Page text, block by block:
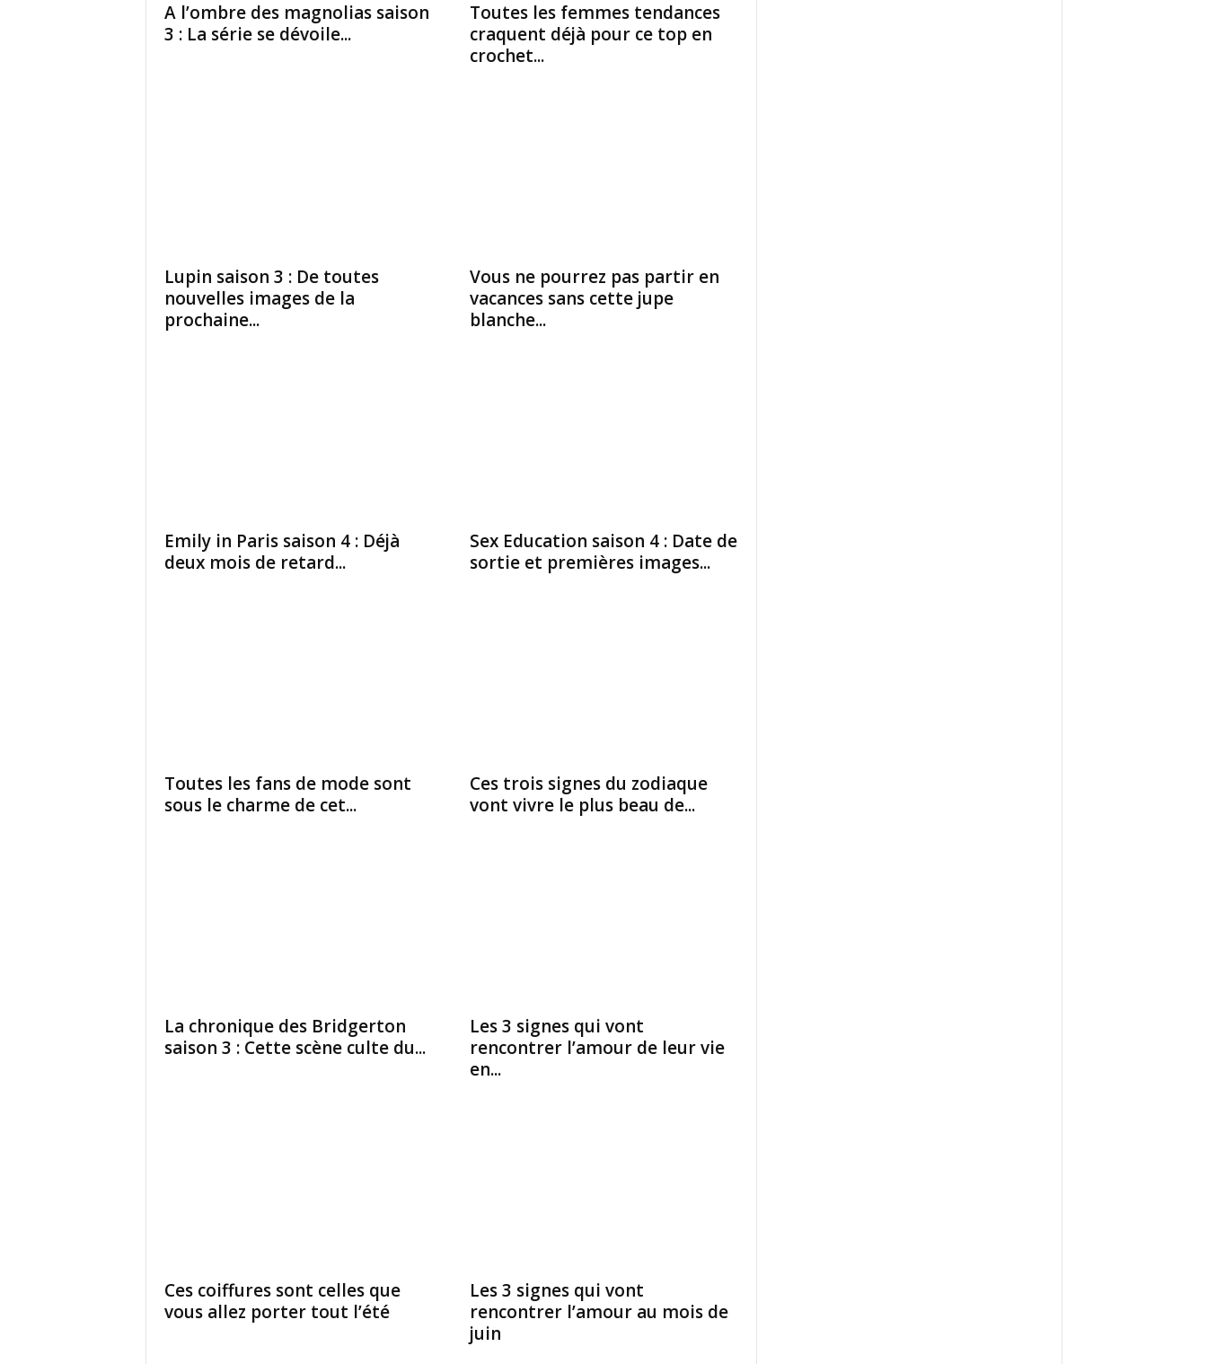
A l’ombre des magnolias saison
3 : La série se dévoile...
Toutes les femmes tendances
craquent déjà pour ce top en
crochet...
Lupin saison 3 : De toutes
nouvelles images de la
prochaine...
Vous ne pourrez pas partir en
vacances sans cette jupe
blanche...
Emily in Paris saison 4 : Déjà
deux mois de retard...
Sex Education saison 4 : Date de
sortie et premières images...
Toutes les fans de mode sont
sous le charme de cet...
Ces trois signes du zodiaque
vont vivre le plus beau de...
La chronique des Bridgerton
saison 3 : Cette scène culte du...
Les 3 signes qui vont
rencontrer l’amour de leur vie
en...
Ces coiffures sont celles que
vous allez porter tout l’été
Les 3 signes qui vont
rencontrer l’amour au mois de
juin